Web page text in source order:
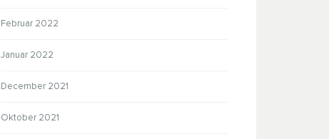
Februar 2022
Januar 2022
December 2021
Oktober 2021